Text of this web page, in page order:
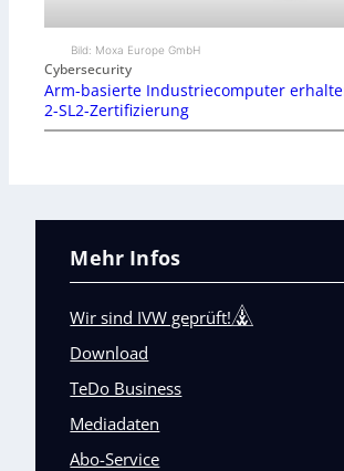
Bild: Moxa Europe GmbH
Cybersecurity
Arm-basierte Industriecomputer
2-SL2-Zertifizierung
Mehr Infos
Wir sind IVW geprüft!
Download
TeDo Business
Mediadaten
Abo-Service